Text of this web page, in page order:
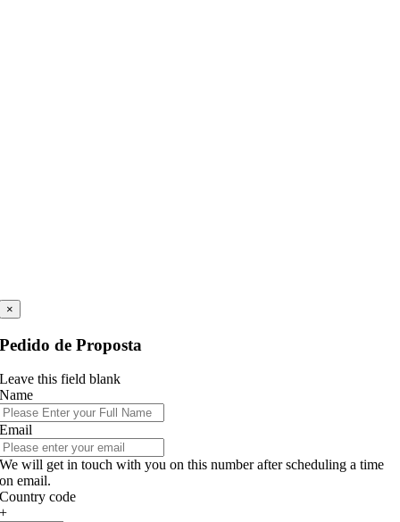
×
Pedido de Proposta
Leave this field blank
Name
Email
We will get in touch with you on this number after scheduling a time
on email.
Country code
+